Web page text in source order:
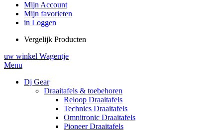
Mijn Account
Mijn favorieten
in Loggen
Vergelijk Producten
uw winkel Wagentje
Menu
Dj Gear
Draaitafels & toebehoren
Reloop Draaitafels
Technics Draaitafels
Omnitronic Draaitafels
Pioneer Draaitafels